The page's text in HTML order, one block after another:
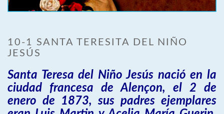
10-1 SANTA TERESITA DEL NIÑO
JESÚS
Santa Teresa del Niño Jesús nació en la
ciudad francesa de Alençon, el 2 de
enero de 1873, sus padres ejemplares